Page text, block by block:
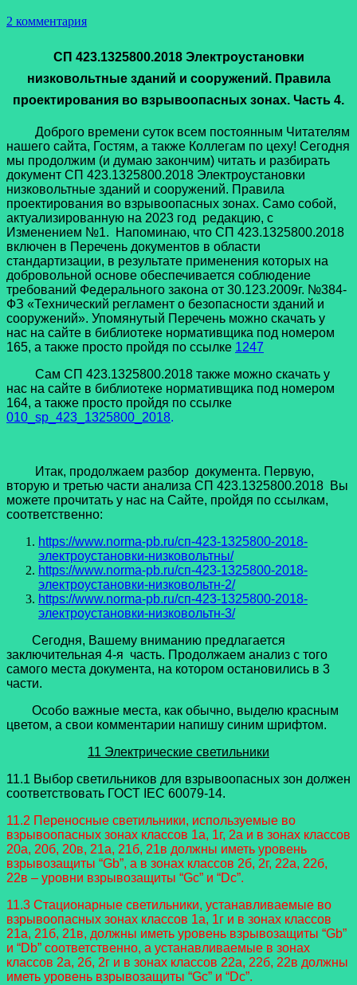
2 комментария
СП 423.1325800.2018 Электроустановки
низковольтные зданий и сооружений. Правила
проектирования во взрывоопасных зонах. Часть 4.
Доброго времени суток всем постоянным Читателям
нашего сайта, Гостям, а также Коллегам по цеху! Сегодня
мы продолжим (и думаю закончим) читать и разбирать
документ СП 423.1325800.2018 Электроустановки
низковольтные зданий и сооружений. Правила
проектирования во взрывоопасных зонах. Само собой,
актуализированную на 2023 год редакцию, с
Изменением №1. Напоминаю, что СП 423.1325800.2018
включен в Перечень документов в области
стандартизации, в результате применения которых на
добровольной основе обеспечивается соблюдение
требований Федерального закона от 30.123.2009г. №384-
ФЗ «Технический регламент о безопасности зданий и
сооружений». Упомянутый Перечень можно скачать у
нас на сайте в библиотеке нормативщика под номером
165, а также просто пройдя по ссылке 1247
Сам СП 423.1325800.2018 также можно скачать у
нас на сайте в библиотеке нормативщика под номером
164, а также просто пройдя по ссылке
010_sp_423_1325800_2018.
Итак, продолжаем разбор документа. Первую,
вторую и третью части анализа СП 423.1325800.2018 Вы
можете прочитать у нас на Сайте, пройдя по ссылкам,
соответственно:
https://www.norma-pb.ru/сп-423-1325800-2018-
электроустановки-низковольтны/
https://www.norma-pb.ru/сп-423-1325800-2018-
электроустановки-низковольтн-2/
https://www.norma-pb.ru/сп-423-1325800-2018-
электроустановки-низковольтн-3/
Сегодня, Вашему вниманию предлагается
заключительная 4-я часть. Продолжаем анализ с того
самого места документа, на котором остановились в 3
части.
Особо важные места, как обычно, выделю красным
цветом, а свои комментарии напишу синим шрифтом.
11 Электрические светильники
11.1 Выбор светильников для взрывоопасных зон должен
соответствовать ГОСТ IEC 60079-14.
11.2 Переносные светильники, используемые во
взрывоопасных зонах классов 1а, 1г, 2а и в зонах классов
20а, 20б, 20в, 21а, 21б, 21в должны иметь уровень
взрывозащиты “Gb”, а в зонах классов 2б, 2г, 22а, 22б,
22в – уровни взрывозащиты “Gc” и “Dc”.
11.3 Стационарные светильники, устанавливаемые во
взрывоопасных зонах классов 1а, 1г и в зонах классов
21а, 21б, 21в, должны иметь уровень взрывозащиты “Gb”
и “Db” соответственно, а устанавливаемые в зонах
классов 2а, 2б, 2г и в зонах классов 22а, 22б, 22в должны
иметь уровень взрывозащиты “Gc” и “Dc”.